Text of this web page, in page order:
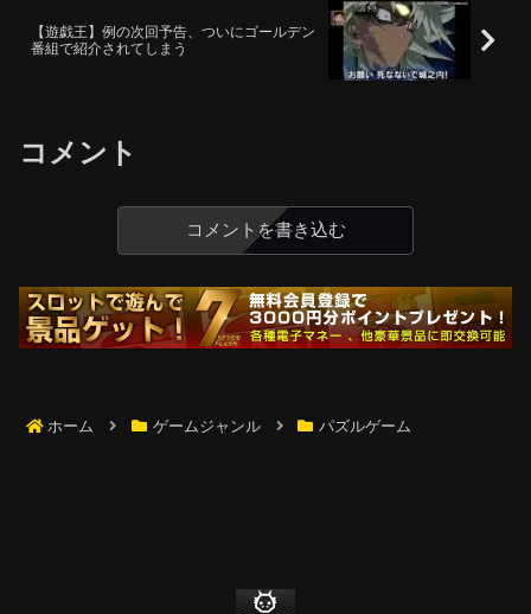
【遊戯王】例の次回予告、ついにゴールデン
番組で紹介されてしまう
コメント
コメントを書き込む
ホーム ゲームジャンル パズルゲーム